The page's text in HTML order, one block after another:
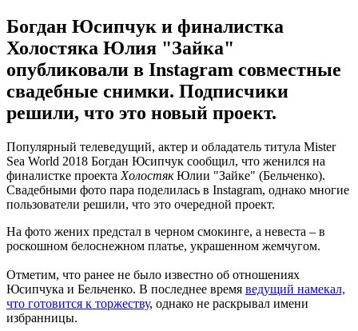
Богдан Юсипчук и финалистка
Холостяка Юлия "Зайка"
опубликовали в Instagram совместные
свадебные снимки. Подписчики
решили, что это новый проект.
Популярный телеведущий, актер и обладатель титула Mister
Sea World 2018 Богдан Юсипчук сообщил, что женился на
финалистке проекта ХолостякЮлии "Зайке" (Бельченко).
Свадебными фото пара поделилась в Instagram, однако многие
пользователи решили, что это очередной проект.
На фото жених предстал в черном смокинге, а невеста – в
роскошном белоснежном платье, украшенном жемчугом.
Отметим, что ранее не было известно об отношениях
Юсипчука и Бельченко. В последнее время ведущий намекал,
что готовится к торжеству, однако не раскрывал имени
избранницы.